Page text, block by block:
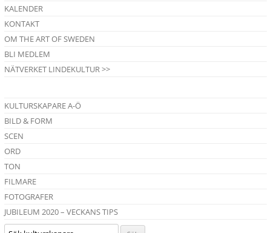
KALENDER
KONTAKT
OM THE ART OF SWEDEN
BLI MEDLEM
NÄTVERKET LINDEKULTUR >>
KULTURSKAPARE A-Ö
BILD & FORM
SCEN
ORD
TON
FILMARE
FOTOGRAFER
JUBILEUM 2020 – VECKANS TIPS